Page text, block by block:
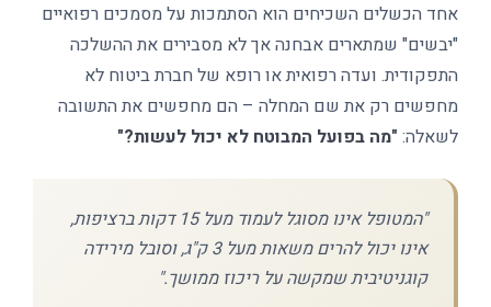
אחד הכשלים השכיחים הוא הסתמכות על מסמכים רפואיים
"יבשים" שמתארים אבחנה אך לא מסבירים את ההשלכה
התפקודית. ועדה רפואית או רופא של חברת ביטוח לא
מחפשים רק את שם המחלה – הם מחפשים את התשובה
לשאלה: "מה בפועל המבוטח לא יכול לעשות?"
"המטופל אינו מסוגל לעמוד מעל 15 דקות ברציפות,
אינו יכול להרים משאות מעל 3 ק"ג, וסובל מירידה
קוגניטיבית שמקשה על ריכוז ממושך."